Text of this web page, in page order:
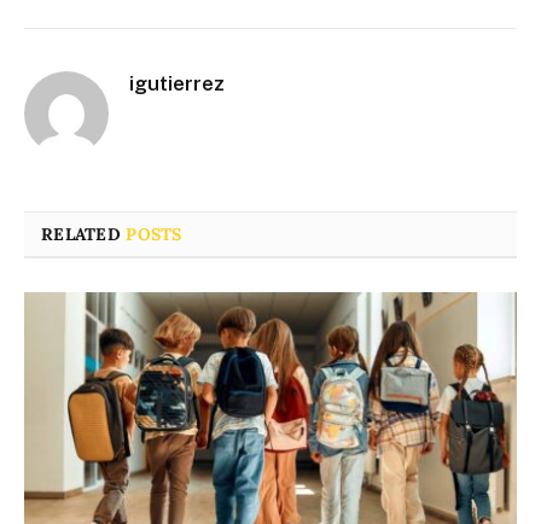
igutierrez
RELATEDPOSTS